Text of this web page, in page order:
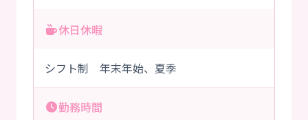
休日休暇
シフト制 年末年始、夏季
勤務時間